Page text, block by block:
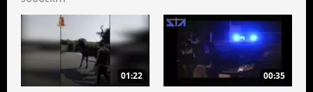
01:22 00:35